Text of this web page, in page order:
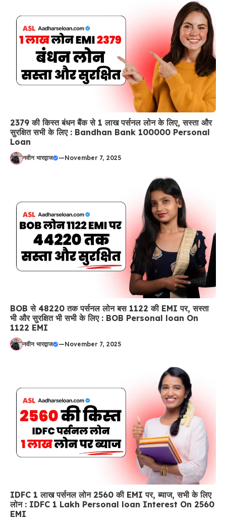
2379 की किस्त बंधन बैंक से 1 लाख पर्सनल लोन के लिए, सस्ता और
सुरक्षित सभी के लिए : Bandhan Bank 100000 Personal
Loan
नवीन भारद्वाज —November 7, 2025
BOB से 48220 तक पर्सनल लोन बस 1122 की EMI पर, सस्ता
भी और सुरक्षित भी सभी के लिए : BOB Personal loan On
1122 EMI
नवीन भारद्वाज —November 7, 2025
IDFC 1 लाख पर्सनल लोन 2560 की EMI पर, ब्याज, सभी के लिए
लोन : IDFC 1 Lakh Personal loan Interest On 2560
EMI